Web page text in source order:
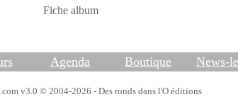
Fiche album
Agenda Boutique News-
v3.0 © 2004-2026 - Des ronds dans l'O éditions